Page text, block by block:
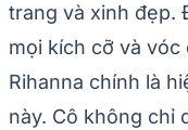
trang và xinh đẹp.
mọi kích cỡ và
Rihanna chính là
này. Cô không chỉ